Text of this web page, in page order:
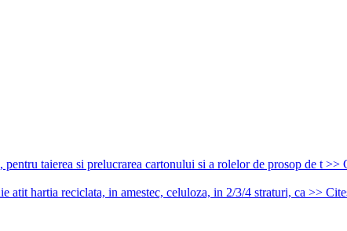
taierea si prelucrarea cartonului si a rolelor de prosop de t >>
hartia reciclata, in amestec, celuloza, in 2/3/4 straturi, ca >>